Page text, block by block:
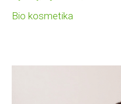
Bio kosmetika